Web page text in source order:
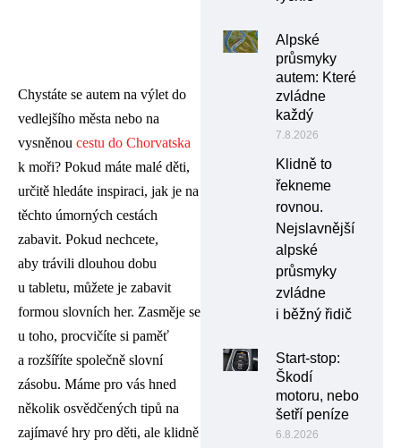
Chystáte se autem na výlet do
vedlejšího města nebo na
vysněnou cestu do Chorvatska
k moři? Pokud máte malé děti,
určitě hledáte inspiraci, jak je na
těchto úmorných cestách
zabavit. Pokud nechcete,
aby trávili dlouhou dobu
u tabletu, můžete je zabavit
formou slovních her. Zasměje se
u toho, procvičíte si paměť
a rozšíříte společně slovní
zásobu. Máme pro vás hned
několik osvědčených tipů na
zajímavé hry pro děti, ale klidně
Alpské
průsmyky
autem: Které
zvládne
každý
7.8.2026
Klidně to
řekneme
rovnou.
Nejslavnější
alpské
průsmyky
zvládne
i běžný řidič
Start-stop:
Škodí
motoru, nebo
šetří peníze
6.8.2026